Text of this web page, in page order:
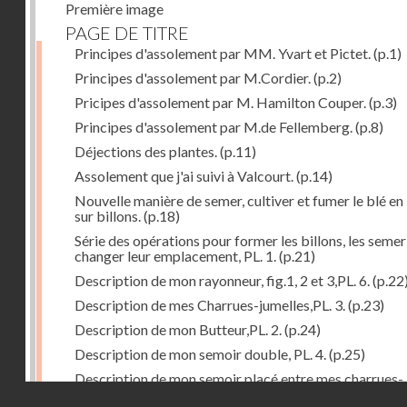
Première image
PAGE DE TITRE
Principes d'assolement par MM. Yvart et Pictet. (p.1)
Principes d'assolement par M.Cordier. (p.2)
Pricipes d'assolement par M. Hamilton Couper. (p.3)
Principes d'assolement par M.de Fellemberg. (p.8)
Déjections des plantes. (p.11)
Assolement que j'ai suivi à Valcourt. (p.14)
Nouvelle manière de semer, cultiver et fumer le blé en
sur billons. (p.18)
Série des opérations pour former les billons, les
changer leur emplacement, PL. 1. (p.21)
Description de mon rayonneur, fig.1, 2 et 3,PL. 6.
Description de mes Charrues-jumelles,PL. 3. (p.23)
Description de mon Butteur,PL. 2. (p.24)
Description de mon semoir double, PL. 4. (p.25)
Description de mon semoir placé entre mes charrues-